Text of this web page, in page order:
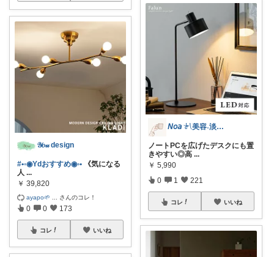
𝒴𝑜𝓊 design
#•◦◉Ydおすすめ◉◦• 《気になる
人 ...
￥ 39,820
ayapo🌱 さんのコレ！
0 0 173
コレ いいね
𝘕𝘰𝘢 𓍯美容˖淡色˖グレージュ
ノートPCを広げたデスクにも置
きやすい◎高 ...
￥ 5,990
0 1 221
コレ いいね